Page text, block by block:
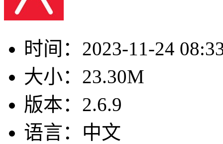
时间： 2023-11-24
大小： 23.30M
版本： 2.6.9
语言： 中文